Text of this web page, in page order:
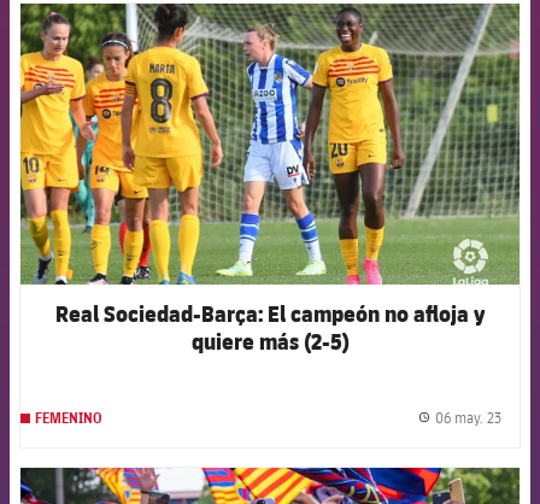
FCB Barcelona badge
Real Sociedad-Barça: El campeón no afloja y
quiere más (2-5)
FEMENINO 06 may. 23
FCB Barcelona badge